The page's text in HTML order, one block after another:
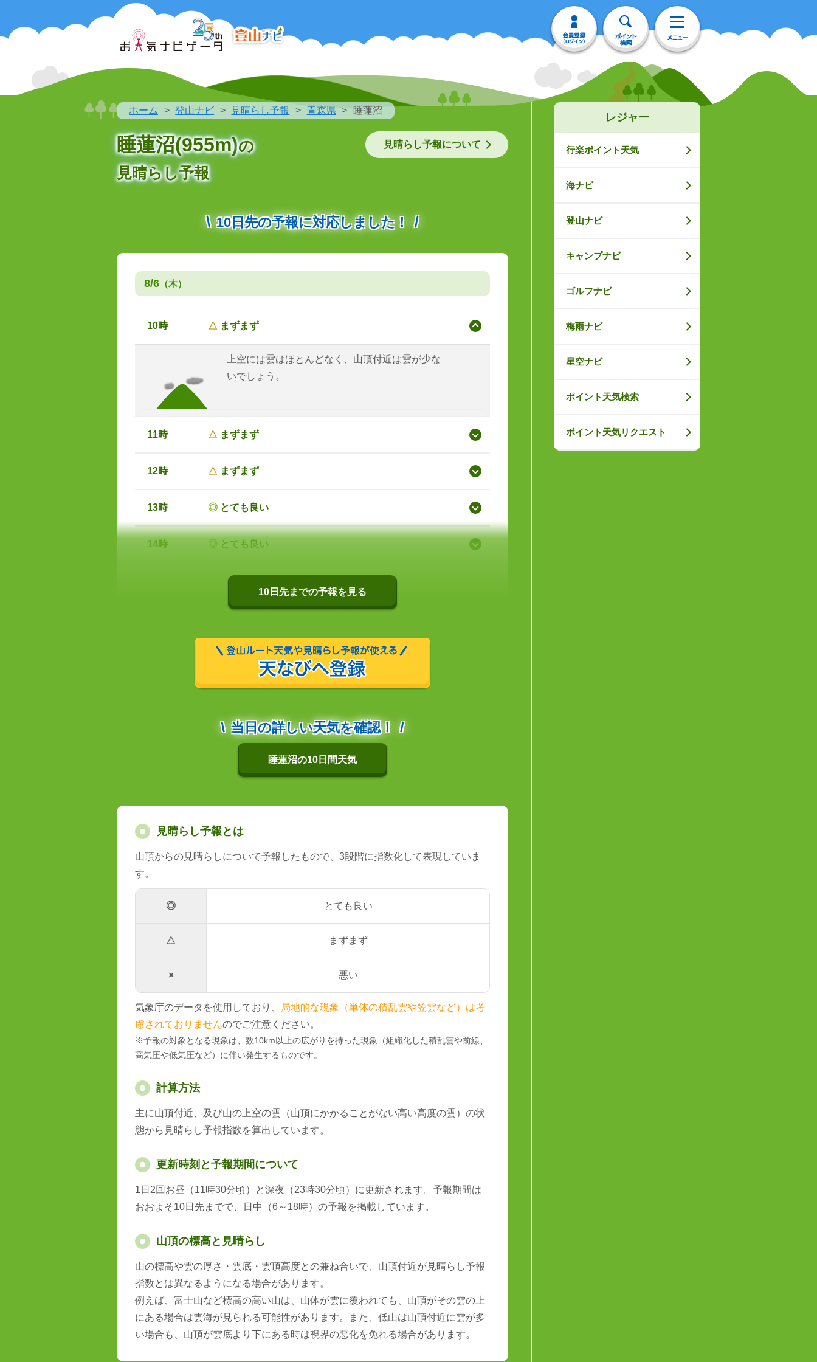
ホーム 登山ナビ 見晴らし予報 青森県 睡蓮沼
睡蓮沼(955m)の
見晴らし予報
見晴らし予報について
10日先の予報に対応しました！
8/6 （木）
10時 △ まずまず
上空には雲はほとんどなく、山頂付近は雲が少な
いでしょう。
11時 △ まずまず
12時 △ まずまず
13時 ◎ とても良い
14時 ◎ とても良い
10日先までの予報を見る
当日の詳しい天気を確認！
睡蓮沼の10日間天気
見晴らし予報とは
山頂からの見晴らしについて予報したもので、3段階に指数化して表現していま
す。
◎ とても良い
△ まずまず
× 悪い
気象庁のデータを使用しており、
局地的な現象（単体の積乱雲や笠雲など）は考
慮されておりませんのでご注意ください。
※予報の対象となる現象は、数10km以上の広がりを持った現象（組織化した積乱雲や前線、
高気圧や低気圧など）に伴い発生するものです。
計算方法
主に山頂付近、及び山の上空の雲（山頂にかかることがない高い高度の雲）の状
態から見晴らし予報指数を算出しています。
更新時刻と予報期間について
1日2回お昼（11時30分頃）と深夜（23時30分頃）に更新されます。予報期間は
おおよそ10日先までで、日中（6～18時）の予報を掲載しています。
山頂の標高と見晴らし
山の標高や雲の厚さ・雲底・雲頂高度との兼ね合いで、山頂付近が見晴らし予報
指数とは異なるようになる場合があります。
例えば、富士山など標高の高い山は、山体が雲に覆われても、山頂がその雲の上
にある場合は雲海が見られる可能性があります。また、低山は山頂付近に雲が多
い場合も、山頂が雲底より下にある時は視界の悪化を免れる場合があります。
レジャー
行楽ポイント天気
海ナビ
登山ナビ
キャンプナビ
ゴルフナビ
梅雨ナビ
星空ナビ
ポイント天気検索
ポイント天気リクエスト